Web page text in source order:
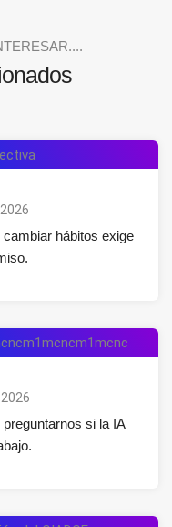
hábitos exige
2026
si la IA